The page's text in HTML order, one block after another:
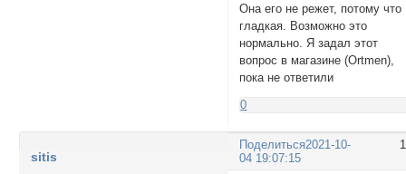
Она его не режет, потому что
гладкая. Возможно это
нормально. Я задал этот
вопрос в магазине (Ortmen),
пока не ответили
0
Поделиться2021-10-
04 19:07:15
sitis